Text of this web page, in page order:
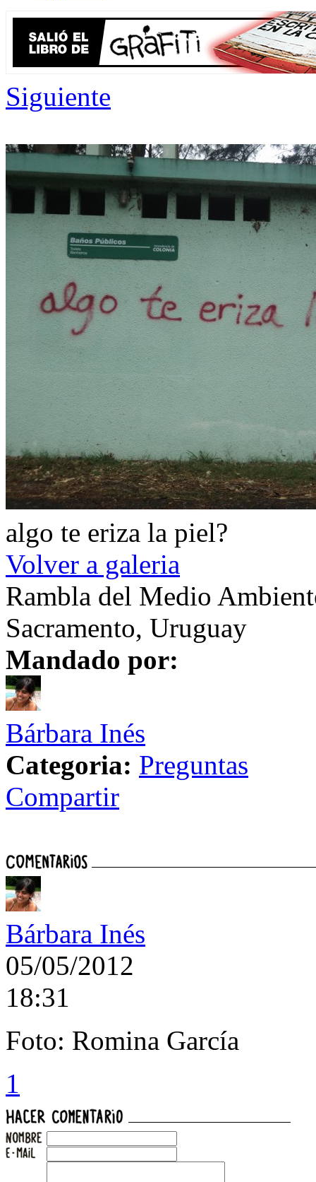
Siguiente
algo te eriza la piel?
Volver a galeria
Rambla del Medio
Sacramento, Uruguay
Mandado por:
Bárbara Inés
Categoria: Preguntas
Compartir
Bárbara Inés
05/05/2012
18:31
Foto: Romina García
1